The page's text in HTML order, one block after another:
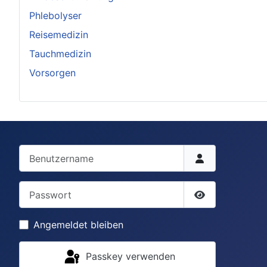
Phlebolyser
Reisemedizin
Tauchmedizin
Vorsorgen
Passwort
Angemeldet bleiben
Passkey verwenden